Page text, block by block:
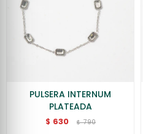
PULSERA INTERNUM
PLATEADA
$ 630 $ 790